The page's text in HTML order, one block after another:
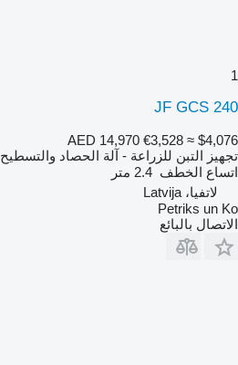
1
JF GCS 240
AED 14,970 €3,528 ≈ $4,076
تجهيز التبن للزراعة - آلة الحصاد والتسطيح
اتساع الخطف 2.4 متر
لاتفيا، Latvija
Petriks un Ko
الاتصال بالبائع